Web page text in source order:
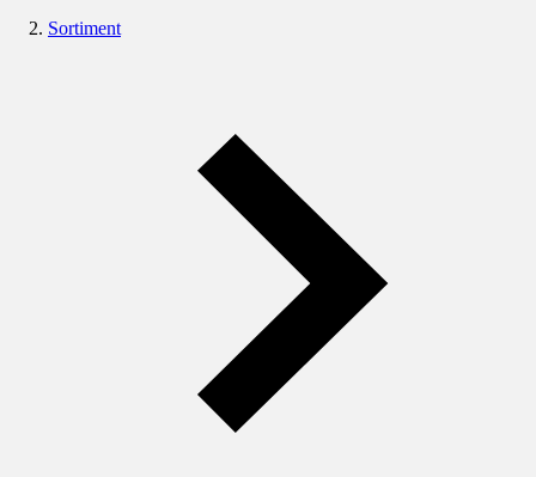
Sortiment